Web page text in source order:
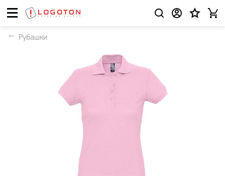
Рубашки